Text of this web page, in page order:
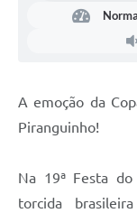
A emoção da
Piranguinho!
Na 19ª Festa
torcida